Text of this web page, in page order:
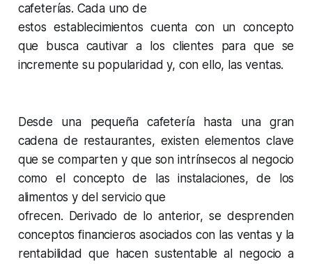
cafeterías. Cada uno de
estos establecimientos cuenta con un concepto
que busca cautivar a los clientes para que se
incremente su popularidad y, con ello, las ventas.
Desde una pequeña cafetería hasta una gran
cadena de restaurantes, existen elementos clave
que se comparten y que son intrínsecos al negocio
como el concepto de las instalaciones, de los
alimentos y del servicio que
ofrecen. Derivado de lo anterior, se desprenden
conceptos financieros asociados con las ventas y la
rentabilidad que hacen sustentable al negocio a